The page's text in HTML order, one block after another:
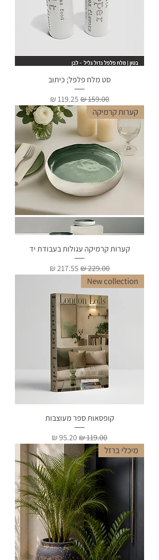
סט מלח פלפל; כיתוב
מחיר רגיל‏159.00 ‏₪ מחיר מבצע
קערות קרמיקה
קערות קרמיקה עגולות בעבודת יד
מחיר רגיל‏229.00 ‏₪ מחיר מבצע
New collection
קופסאות ספר מעוצבות
מחיר רגיל מחיר מבצע
מיכלי ברזל